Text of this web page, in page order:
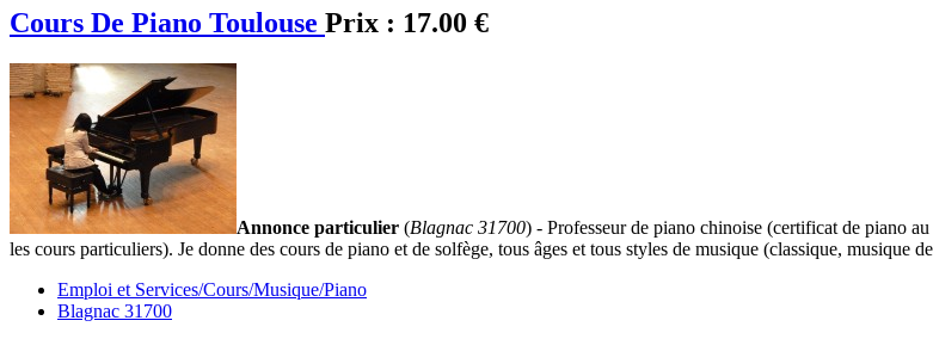
Cours De Piano Toulouse Prix : 17.00 €
Annonce particulier (Blagnac 31700) - Professeur de piano chinoise (certificat de piano
les cours particuliers). Je donne des cours de piano et de solfège, tous âges et tous styles de musique (classique,
Emploi et Services/Cours/Musique/Piano
Blagnac 31700